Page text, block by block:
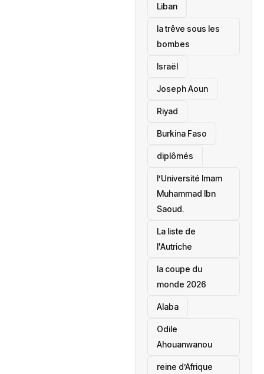
‎Liban
la trêve sous les
bombes
Israël
Joseph Aoun
Riyad
Burkina Faso
diplômés
l’Université Imam
Muhammad Ibn
Saoud.
‎La liste de
l'Autriche
la coupe du
monde 2026
Alaba
Odile
Ahouanwanou
reine d’Afrique